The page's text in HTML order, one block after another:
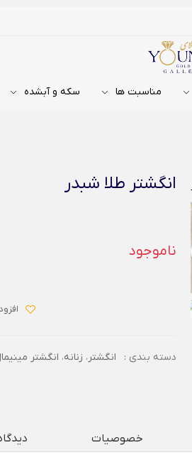
مناسبت ها سکه و آبشده
انگشتر طلا شبدر
ناموجود
دسته بندی : انگشتر ، زنانه، انگشتر
خصوصیات